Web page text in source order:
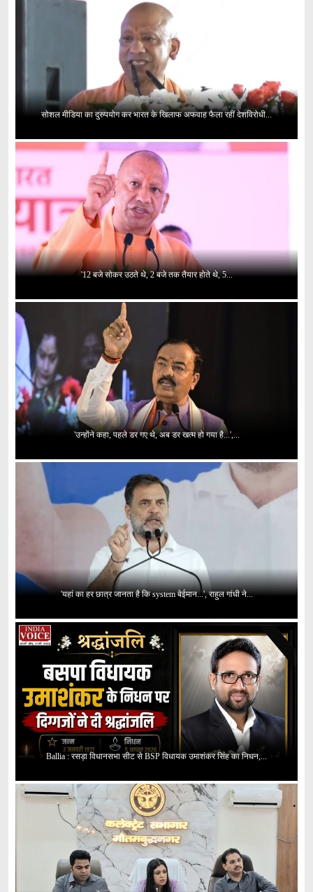
सोशल मीडिया का दुरुपयोग कर भारत के खिलाफ अफवाह फैला रहीं देशविरोधी...
'12 बजे सोकर उठते थे, 2 बजे तक तैयार होते थे, 5...
'उन्होंने कहा, पहले डर गए थे, अब डर खत्म हो गया है...',...
'यहां का हर छात्र जानता है कि system बेईमान...', राहुल गांधी ने...
Ballia : रसड़ा विधानसभा सीट से BSP विधायक उमाशंकर सिंह का निधन,...